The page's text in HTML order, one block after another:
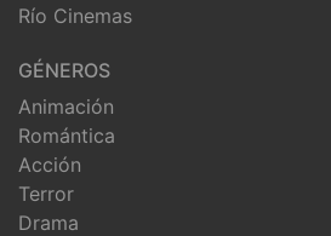
Río Cinemas
GÉNEROS
Animación
Romántica
Acción
Terror
Drama